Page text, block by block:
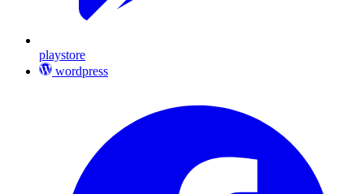
playstore
wordpress